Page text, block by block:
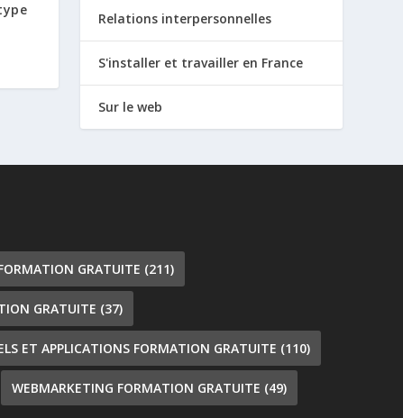
Relations interpersonnelles
S'installer et travailler en France
Sur le web
GRATUITE (211)
GRATUITE (37)
ET APPLICATIONS FORMATION GRATUITE (110)
WEBMARKETING FORMATION GRATUITE (49)